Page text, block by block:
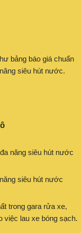
bảng báo giá chuẩn
siêu hút nước.
năng siêu hút nước
siêu hút nước
trong gara rửa xe,
việc lau xe bóng sạch.